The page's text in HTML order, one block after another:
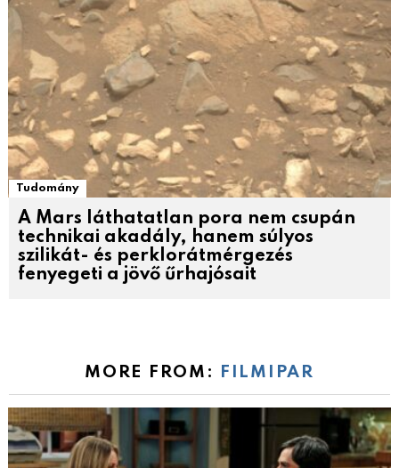
Tudomány
A Mars láthatatlan pora nem csupán
technikai akadály, hanem súlyos
szilikát- és perklorátmérgezés
fenyegeti a jövő űrhajósait
MORE FROM: FILMIPAR